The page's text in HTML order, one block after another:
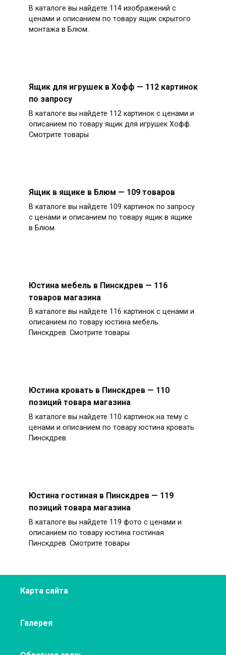
В каталоге вы найдете 114 изображений с
ценами и описанием по товару ящик скрытого
монтажа в Блюм.
Ящик для игрушек в Хофф — 112 картинок
по запросу
В каталоге вы найдете 112 картинок с ценами и
описанием по товару ящик для игрушек Хофф.
Смотрите товары
Ящик в ящике в Блюм — 109 товаров
В каталоге вы найдете 109 картинок по запросу
с ценами и описанием по товару ящик в ящике
в Блюм.
Юстина мебель в Пинскдрев — 116
товаров магазина
В каталоге вы найдете 116 картинок с ценами и
описанием по товару юстина мебель
Пинскдрев. Смотрите товары
Юстина кровать в Пинскдрев — 110
позиций товара магазина
В каталоге вы найдете 110 картинок на тему с
ценами и описанием по товару юстина кровать
Пинскдрев.
Юстина гостиная в Пинскдрев — 119
позиций товара магазина
В каталоге вы найдете 119 фото с ценами и
описанием по товару юстина гостиная
Пинскдрев. Смотрите товары
Карта сайта
Галерея